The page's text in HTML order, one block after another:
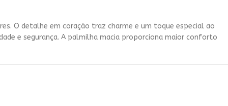
O detalhe em coração traz charme e um toque especial ao
e segurança. A palmilha macia proporciona maior conforto